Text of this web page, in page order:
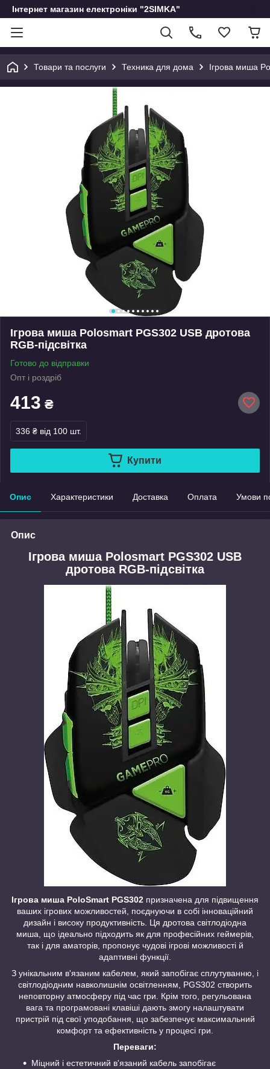
Інтернет магазин електроніки "2SIMKA"
Товари та послуги Техника для дома Ігрова миша
Ігрова миша Polosmart PGS302 USB дротова
RGB-підсвітка
Готово до відправки
Опт і роздріб
413 ₴
336 ₴ від 100 шт.
Купити
Опис Характеристики Доставка Оплата Умови
Опис
Ігрова миша Polosmart PGS302 USB
дротова RGB-підсвітка
Ігрова миша PoloSmart PGS302 призначена для підвищення
ваших ігрових можливостей, поєднуючи в собі інноваційний
дизайн і високу продуктивність. Ця дротова світлодіодна
миша, що ідеально підходить як для професійних геймерів,
так і для аматорів, пропонує чудові ігрові можливості й
адаптивні функції.
З унікальним в'язаним кабелем, який запобігає сплутуванню, і
світлодіодним навколишнім освітленням, PGS302 створить
неповторну атмосферу під час гри. Крім того, регульована
вага та програмовані клавіші дають змогу налаштувати
пристрій під свої уподобання, що забезпечує максимальний
комфорт та ефективність у процесі гри.
Переваги:
Міцний і естетичний в'язаний кабель запобігає